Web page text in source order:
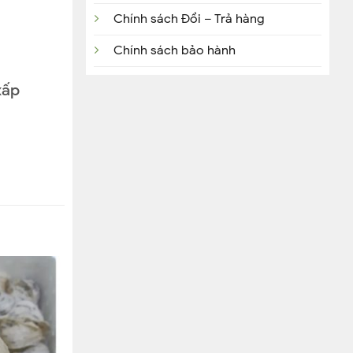
Chính sách Đổi – Trả hàng
Chính sách bảo hành